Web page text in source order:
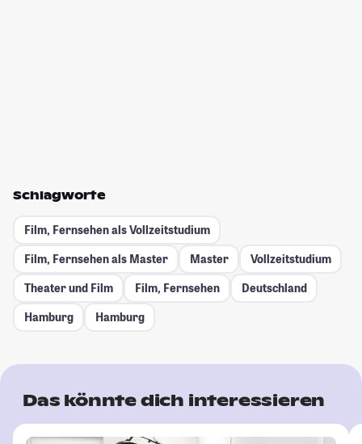
Schlagworte
Film, Fernsehen als Vollzeitstudium
Film, Fernsehen als Master
Master
Vollzeitstudium
Theater und Film
Film, Fernsehen
Deutschland
Hamburg
Hamburg
Das könnte dich interessieren